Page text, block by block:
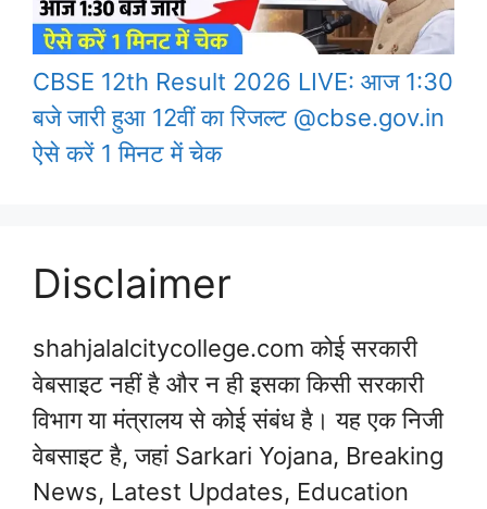
CBSE 12th Result 2026 LIVE: आज 1:30
बजे जारी हुआ 12वीं का रिजल्ट @cbse.gov.in
ऐसे करें 1 मिनट में चेक
Disclaimer
shahjalalcitycollege.com कोई सरकारी
वेबसाइट नहीं है और न ही इसका किसी सरकारी
विभाग या मंत्रालय से कोई संबंध है। यह एक निजी
वेबसाइट है, जहां Sarkari Yojana, Breaking
News, Latest Updates, Education